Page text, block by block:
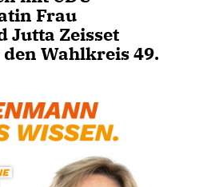
Frau
Jutta Zeisset
Wahlkreis 49.